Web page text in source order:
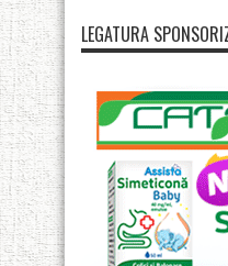
LEGATURA